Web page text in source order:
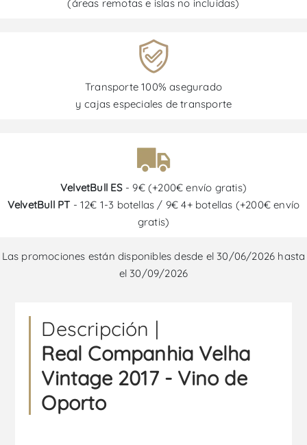
(áreas remotas e islas no incluidas)
Transporte 100% asegurado
y cajas especiales de transporte
VelvetBull ES- 9€ (+200€ envío gratis)
VelvetBull PT - 12€ 1-3 botellas / 9€ 4+ botellas (+200€ envío
gratis)
Las promociones están disponibles desde el 30/06/2026 hasta
el 30/09/2026
Descripción |
Real Companhia Velha
Vintage 2017 - Vino de
Oporto